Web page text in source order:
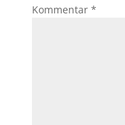
Kommentar *